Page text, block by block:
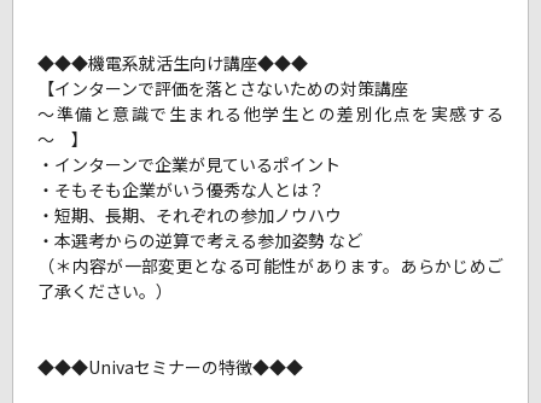
◆◆◆機電系就活生向け講座◆◆◆
【インターンで評価を落とさないための対策講座
～準備と意識で生まれる他学生との差別化点を実感する
～ 】
・インターンで企業が見ているポイント
・そもそも企業がいう優秀な人とは？
・短期、長期、それぞれの参加ノウハウ
・本選考からの逆算で考える参加姿勢 など
（＊内容が一部変更となる可能性があります。あらかじめご
了承ください。）
◆◆◆Univaセミナーの特徴◆◆◆